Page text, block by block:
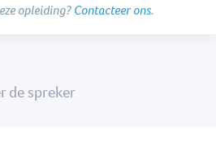
opleiding?Contacteer ons.
de spreker